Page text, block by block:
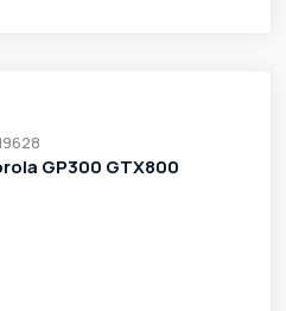
GP300 GTX800